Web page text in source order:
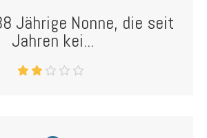
Jährige Nonne, die seit
Jahren kei...